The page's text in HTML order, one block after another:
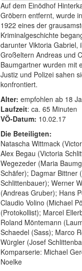
Auf dem Einödhof
Gröbern entfernt, wurde
1922 eines der
Kriminalgeschichte
darunter Viktoria Gabriel,
Großeltern Andreas und
Baumgartner wurden mit
Justiz und Polizei sahen
konfrontiert.
Alter: empfohlen ab 18
Laufzeit: ca. 65 Minuten
VÖ-Datum: 10.02.17
Die Beteiligten:
Natascha Wittmack
Alex Begau (Victoria
Wegezeder (Maria
Schäfer); Dagmar Bittner
Schlittenbauer); Werner
(Andreas Gruber); Hans
Claudio Volino (Michael
(Protokollist); Marcel
Roland Möntemann
Schaedel (Sass); Marco
Würgler (Josef
Komparserie: Michael
Noelke